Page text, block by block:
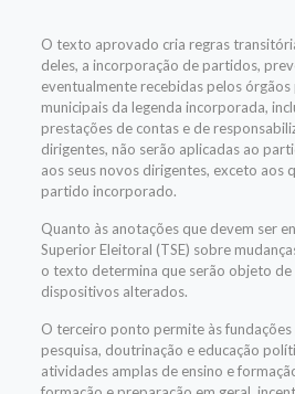
O texto aprovado cria regras
deles, a incorporação de partidos,
eventualmente recebidas pelos
municipais da legenda incorporada,
prestações de contas e de
dirigentes, não serão aplicadas ao
aos seus novos dirigentes, exceto aos
partido incorporado.
Quanto às anotações que devem ser
Superior Eleitoral (TSE) sobre
o texto determina que serão objeto de
dispositivos alterados.
O terceiro ponto permite às
pesquisa, doutrinação e educação
atividades amplas de ensino e